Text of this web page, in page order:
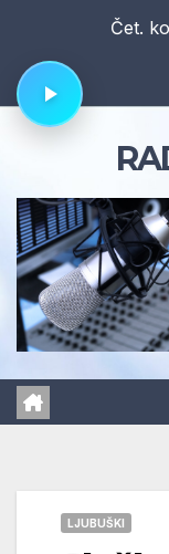
content
Čet.
LJUBUŠKI